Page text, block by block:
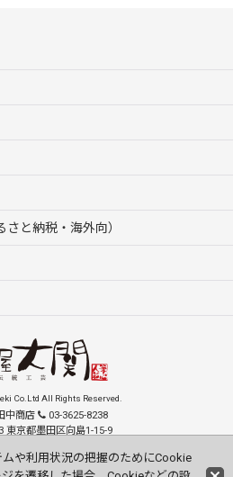
と納税・海外向）
Co.Ltd All Rights Reserved.
中商店
03-3625-8238
東京都墨田区向島1-15-9
や利用状況の把握のためにCookie